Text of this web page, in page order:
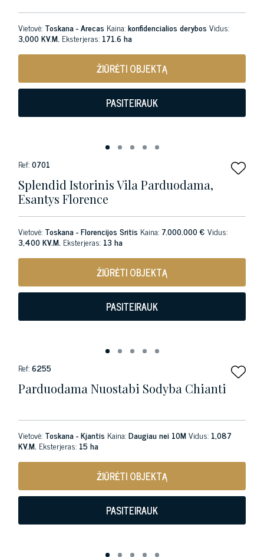
Vietovė: Toskana - Arecas Kaina:konfidencialios derybos Vidus:
3,000 KV.M. Eksterjeras: 171.6 ha
ŽIŪRĖTI OBJEKTĄ
PASITEIRAUK
Ref:0701
Splendid Istorinis Vila Parduodama,
Esantys Florence
Vietovė: Toskana - Florencijos Sritis Kaina: 7.000.000 € Vidus:
3,400 KV.M. Eksterjeras: 13 ha
ŽIŪRĖTI OBJEKTĄ
PASITEIRAUK
Ref:6255
Parduodama Nuostabi Sodyba Chianti
Vietovė: Toskana - Kjantis Kaina:Daugiau nei 10MVidus: 1,087
KV.M. Eksterjeras: 15 ha
ŽIŪRĖTI OBJEKTĄ
PASITEIRAUK